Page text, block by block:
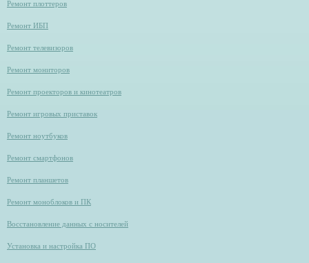
Ремонт плоттеров
Ремонт ИБП
Ремонт телевизоров
Ремонт мониторов
Ремонт проекторов и кинотеатров
Ремонт игровых приставок
Ремонт ноутбуков
Ремонт смартфонов
Ремонт планшетов
Ремонт моноблоков и ПК
Восстановление данных с носителей
Установка и настройка ПО